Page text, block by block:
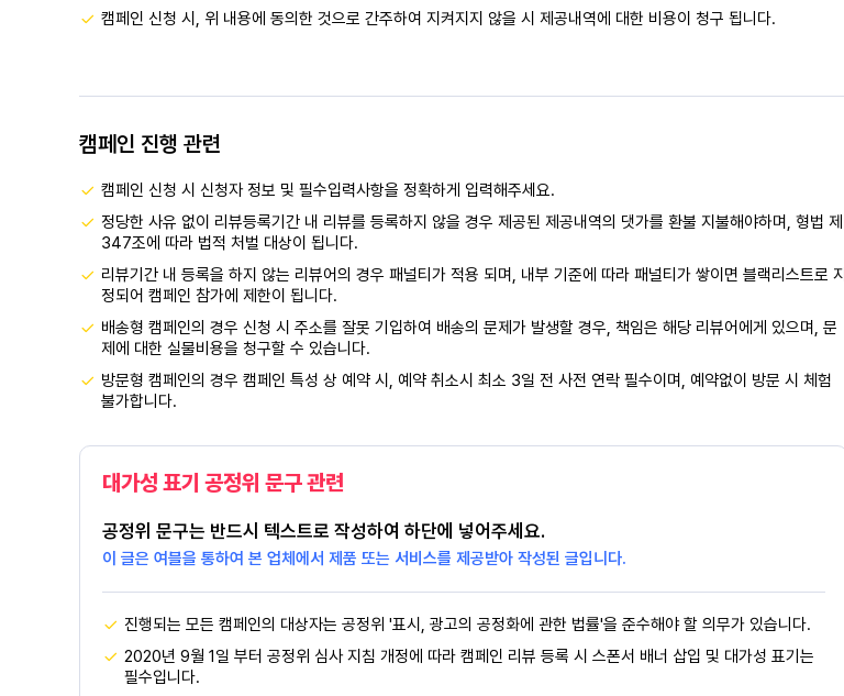
캠페인 신청 시, 위 내용에 동의한 것으로 간주하여 지켜지지 않을 시 제공내역에 대한 비용이 청구 됩니다.
캠페인 진행 관련
캠페인 신청 시 신청자 정보 및 필수입력사항을 정확하게 입력해주세요.
정당한 사유 없이 리뷰등록기간 내 리뷰를 등록하지 않을 경우 제공된 제공내역의 댓가를 환불 지불해야하며, 형법 제
347조에 따라 법적 처벌 대상이 됩니다.
리뷰기간 내 등록을 하지 않는 리뷰어의 경우 패널티가 적용 되며, 내부 기준에 따라 패널티가 쌓이면 블랙리스트로 지
정되어 캠페인 참가에 제한이 됩니다.
배송형 캠페인의 경우 신청 시 주소를 잘못 기입하여 배송의 문제가 발생할 경우, 책임은 해당 리뷰어에게 있으며, 문
제에 대한 실물비용을 청구할 수 있습니다.
방문형 캠페인의 경우 캠페인 특성 상 예약 시, 예약 취소시 최소 3일 전 사전 연락 필수이며, 예약없이 방문 시 체험
불가합니다.
대가성 표기 공정위 문구 관련
공정위 문구는 반드시 텍스트로 작성하여 하단에 넣어주세요.
이 글은 여블을 통하여 본 업체에서 제품 또는 서비스를 제공받아 작성된 글입니다.
진행되는 모든 캠페인의 대상자는 공정위 '표시, 광고의 공정화에 관한 법률'을 준수해야 할 의무가 있습니다.
2020년 9월 1일 부터 공정위 심사 지침 개정에 따라 캠페인 리뷰 등록 시 스폰서 배너 삽입 및 대가성 표기는
필수입니다.